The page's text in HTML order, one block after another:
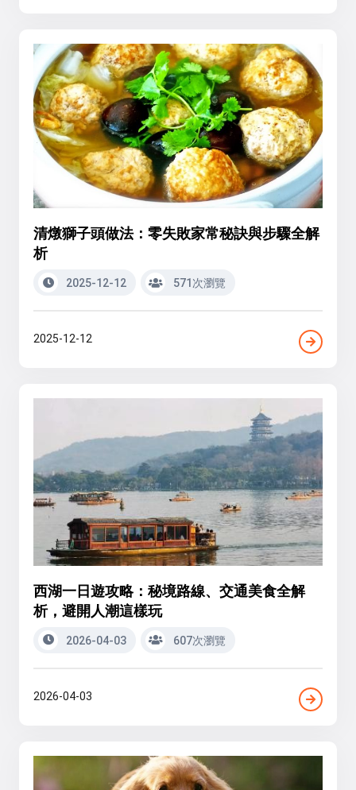
清燉獅子頭做法：零失敗家常秘訣與步驟全解
析
2025-12-12 571次瀏覽
2025-12-12
西湖一日遊攻略：秘境路線、交通美食全解
析，避開人潮這樣玩
2026-04-03 607次瀏覽
2026-04-03